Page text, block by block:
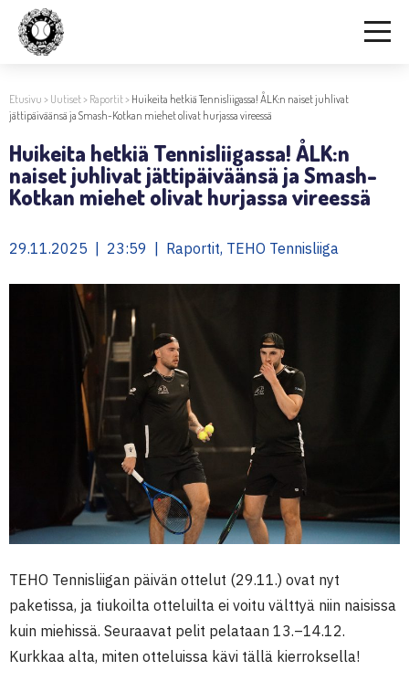
Etusivu > Uutiset> Raportit> Huikeita hetkiä Tennisliigassa! ÅLK:n naiset juhlivat
jättipäiväänsä ja Smash-Kotkan miehet olivat hurjassa vireessä
Huikeita hetkiä Tennisliigassa! ÅLK:n
naiset juhlivat jättipäiväänsä ja Smash-
Kotkan miehet olivat hurjassa vireessä
29.11.2025 | 23:59 | Raportit, TEHO Tennisliiga
TEHO Tennisliigan päivän ottelut (29.11.) ovat nyt
paketissa, ja tiukoilta otteluilta ei voitu välttyä niin naisissa
kuin miehissä. Seuraavat pelit pelataan 13.–14.12.
Kurkkaa alta, miten otteluissa kävi tällä kierroksella!